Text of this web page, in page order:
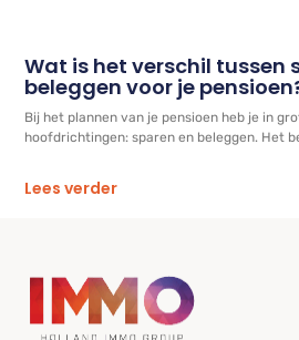
Wat is het verschil tussen
beleggen voor je
Bij het plannen van je pensioen heb je in
hoofdrichtingen: sparen en beleggen. Het
Lees verder